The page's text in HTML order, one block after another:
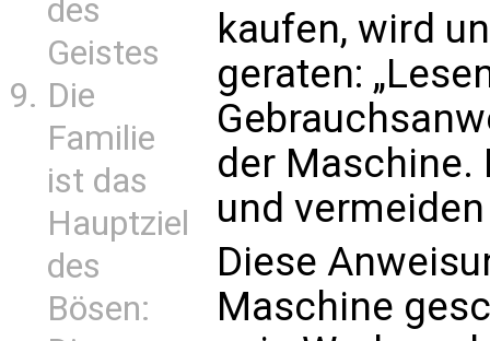
des
Geistes
Die
Familie
ist das
Hauptziel
des
Bösen:
kaufen, wird
geraten:
der Maschine.
und vermeiden
Diese
Maschine